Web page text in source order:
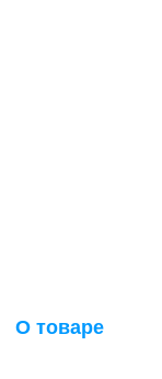
О товаре